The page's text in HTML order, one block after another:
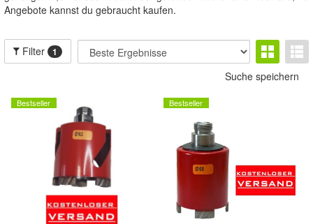
Angebote kannst du gebraucht kaufen.
Filter 1
Suche speichern
Bestseller Bestseller